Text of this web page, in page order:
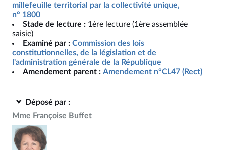
millefeuille territorial par la collectivité unique,
n° 1800
Stade de lecture : 1ère lecture (1ère assemblée
saisie)
Examiné par : Commission des lois
constitutionnelles, de la législation et de
l'administration générale de la République
Amendement parent : Amendement n°CL47 (Rect)
Déposé par :
Mme Françoise Buffet